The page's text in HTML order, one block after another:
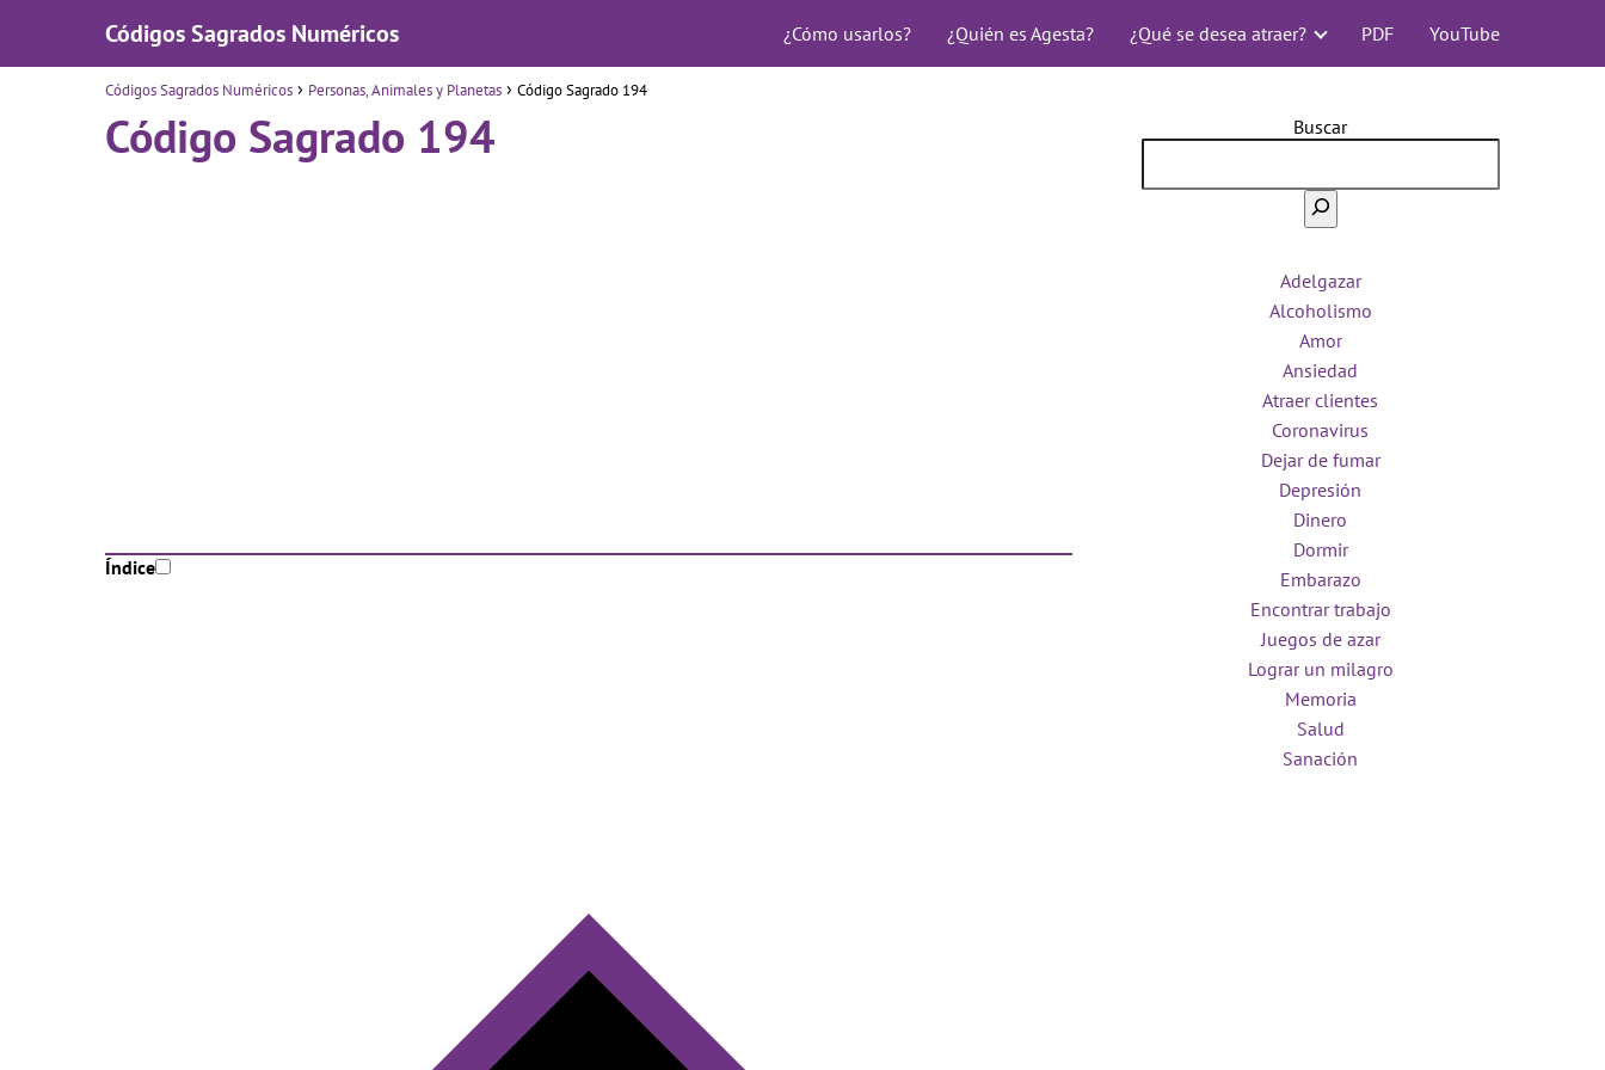
Códigos Sagrados Numéricos ¿Cómo usarlos? ¿Quién es Agesta? ¿Qué se desea atraer? PDF YouTube
Códigos Sagrados Numéricos Personas, Animales y Planetas Código Sagrado 194
Código Sagrado 194
Índice
Buscar
Adelgazar
Alcoholismo
Amor
Ansiedad
Atraer clientes
Coronavirus
Dejar de fumar
Depresión
Dinero
Dormir
Embarazo
Encontrar trabajo
Juegos de azar
Lograr un milagro
Memoria
Salud
Sanación